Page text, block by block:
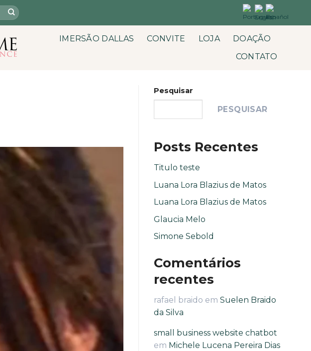
IMERSÃO DALLAS CONVITE LOJA
DOAÇÃO
CONTATO
Pesquisar
PESQUISAR
Posts Recentes
Titulo teste
Luana Lora Blazius de Matos
Luana Lora Blazius de Matos
Glaucia Melo
Simone Sebold
Comentários
recentes
rafael braido em Suelen Braido
da Silva
small business website chatbot
em Michele Lucena Pereira Dias